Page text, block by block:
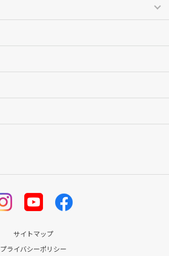
サイトマップ
プライバシーポリシー